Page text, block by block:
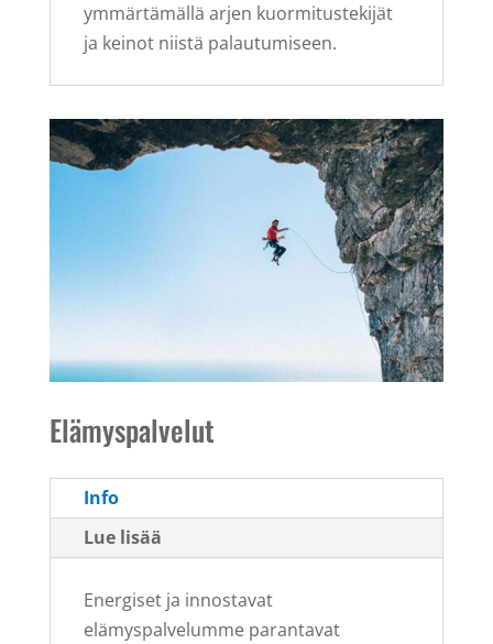
ymmärtämällä arjen kuormitustekijät
ja keinot niistä palautumiseen.
Elämyspalvelut
Info
Lue lisää
Energiset ja innostavat
elämyspalvelumme parantavat